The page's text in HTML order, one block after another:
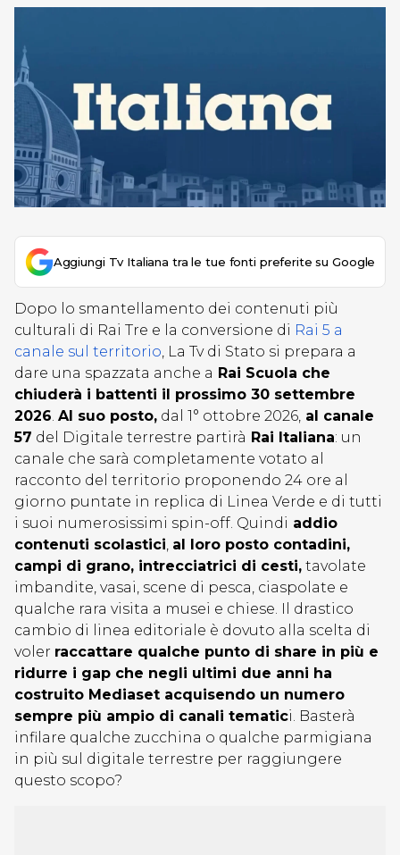
Aggiungi Tv Italiana tra le tue fonti preferite su Google
Dopo lo smantellamento dei contenuti più
culturali di Rai Tre e la conversione di Rai 5 a
canale sul territorio, La Tv di Stato si prepara a
dare una spazzata anche a Rai Scuola che
chiuderà i battenti il prossimo 30 settembre
2026. Al suo posto, dal 1° ottobre 2026, al canale
57 del Digitale terrestre partirà Rai Italiana: un
canale che sarà completamente votato al
racconto del territorio proponendo 24 ore al
giorno puntate in replica di Linea Verde e di tutti
i suoi numerosissimi spin-off. Quindi addio
contenuti scolastici, al loro posto contadini,
campi di grano, intrecciatrici di cesti, tavolate
imbandite, vasai, scene di pesca, ciaspolate e
qualche rara visita a musei e chiese. Il drastico
cambio di linea editoriale è dovuto alla scelta di
voler raccattare qualche punto di share in più e
ridurre i gap che negli ultimi due anni ha
costruito Mediaset acquisendo un numero
sempre più ampio di canali tematici. Basterà
infilare qualche zucchina o qualche parmigiana
in più sul digitale terrestre per raggiungere
questo scopo?